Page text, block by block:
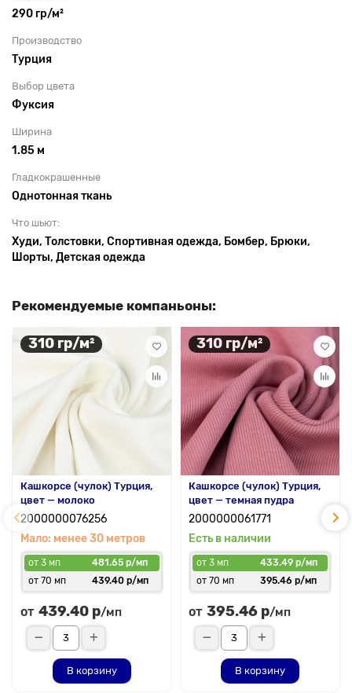
290 гр/м²
Производство
Турция
Выбор цвета
Фуксия
Ширина
1.85 м
Гладкокрашенные
Однотонная ткань
Что шьют:
Худи, Толстовки, Спортивная одежда, Бомбер, Брюки,
Шорты, Детская одежда
Рекомендуемые компаньоны:
310 гр/м²
Кашкорсе (чулок) Турция,
цвет — молоко
2000000076256
Мало: менее 30 метров
от 3 мп
481.65 р/мп
от 70 мп
439.40 р/мп
от 439.40 р/мп
В корзину
310 гр/м²
Кашкорсе (чулок) Турция,
цвет — темная пудра
2000000061771
Есть в наличии
от 3 мп
433.49 р/мп
от 70 мп
395.46 р/мп
от 395.46 р/мп
В корзину